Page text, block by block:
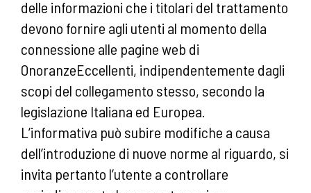
delle informazioni che i titolari del trattamento
devono fornire agli utenti al momento della
connessione alle pagine web di
OnoranzeEccellenti, indipendentemente dagli
scopi del collegamento stesso, secondo la
legislazione Italiana ed Europea.
L’informativa può subire modifiche a causa
dell’introduzione di nuove norme al riguardo, si
invita pertanto l’utente a controllare